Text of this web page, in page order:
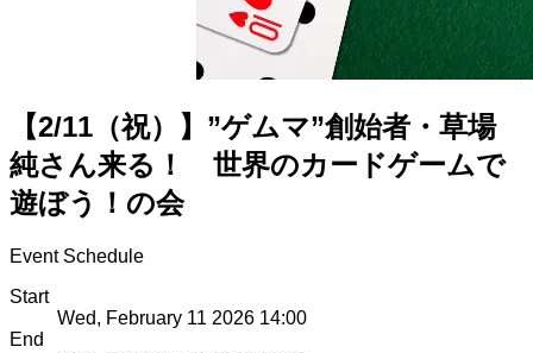
【2/11（祝）】”ゲムマ”創始者・草場
純さん来る！ 世界のカードゲームで
遊ぼう！の会
Event Schedule
Start
Wed, February 11 2026 14:00
End